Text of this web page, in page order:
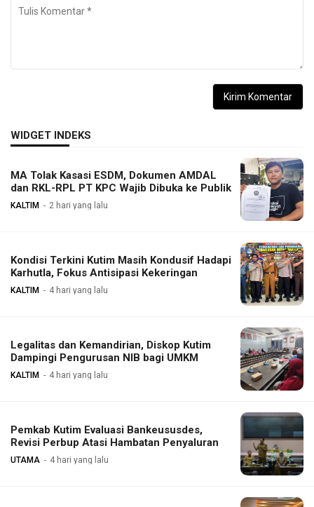
WIDGET INDEKS
MA Tolak Kasasi ESDM, Dokumen AMDAL
dan RKL-RPL PT KPC Wajib Dibuka ke Publik
KALTIM 2 hari yang lalu
Kondisi Terkini Kutim Masih Kondusif Hadapi
Karhutla, Fokus Antisipasi Kekeringan
KALTIM 4 hari yang lalu
Legalitas dan Kemandirian, Diskop Kutim
Dampingi Pengurusan NIB bagi UMKM
KALTIM 4 hari yang lalu
Pemkab Kutim Evaluasi Bankeususdes,
Revisi Perbup Atasi Hambatan Penyaluran
UTAMA 4 hari yang lalu